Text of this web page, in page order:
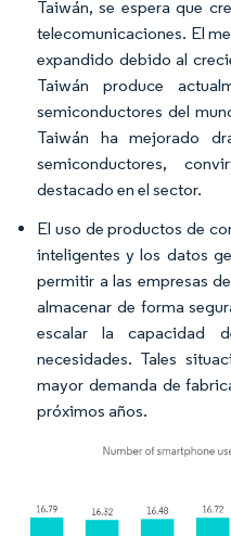
Taiwán, se espera que
telecomunicaciones. El
expandido debido al
Taiwán produce
semiconductores del
Taiwán ha mejorado
semiconductores,
destacado en el sector.
El uso de productos de
inteligentes y los datos
permitir a las empresas
almacenar de forma
escalar la capacidad
necesidades. Tales
mayor demanda de
próximos años.